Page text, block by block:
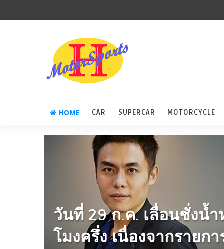
HOME CAR SUPERCAR MOTORCYCLE
วันที่ 29 ก.ค. เลื่อนชั่งน้
โมงครึ่ง เนื่องจากรายก